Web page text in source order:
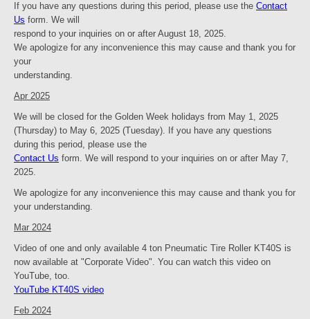
If you have any questions during this period, please use the Contact
Us form. We will
respond to your inquiries on or after August 18, 2025.
We apologize for any inconvenience this may cause and thank you for
your
understanding.
Apr 2025
We will be closed for the Golden Week holidays from May 1, 2025
(Thursday) to May 6, 2025 (Tuesday). If you have any questions
during this period, please use the
Contact Us form. We will respond to your inquiries on or after May 7,
2025.
We apologize for any inconvenience this may cause and thank you for
your understanding.
Mar 2024
Video of one and only available 4 ton Pneumatic Tire Roller KT40S is
now available at "Corporate Video". You can watch this video on
YouTube, too.
YouTube KT40S video
Feb 2024